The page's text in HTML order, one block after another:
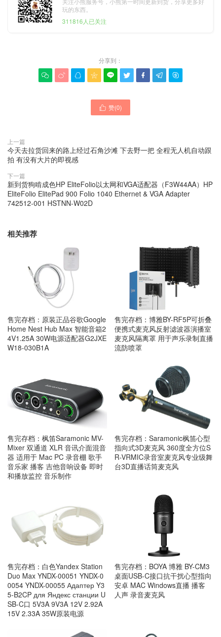
玩的东西。
311816人已关注
分享到：
        
 赞(0)
上一篇
今天去拉货回来的路上经过石角沙滩 下去野一把 全程无人机自动跟
拍 有没有大片的即视感
下一篇
新到货狗啃成色HP EliteFolio以太网和VGA适配器（F3W44AA）HP
EliteFolio ElitePad 900 Folio 1040 Ethernet & VGA Adapter
742512-001 HSTNN-W02D
相关推荐
售完存档：原装正品谷歌Google
Home Nest Hub Max 智能音箱2
4V1.25A 30W电源适配器G2JXE
W18-030B1A
售完存档：博雅BY-RF5P可折叠
便携式麦克风反射滤波器演播室
麦克风隔离罩 用于声乐录制直播
流防喷罩
售完存档：枫笛Saramonic MV-
Mixer 双通道 XLR 音讯介面混音
器 适用于 Mac PC 录音棚 歌手
音乐家 播客 吉他音响设备 即时
和播放监控 音乐制作
售完存档：Saramonic枫笛心型
指向式3D麦克风 360度全方位S
R-VRMIC录音室麦克风专业级舞
台3D直播话筒麦克风
售完存档：白色Yandex Station
Duo Max YNDX-00051 YNDX-0
0054 YNDX-00055 Адаптер Y3
5-B2CP для Яндекс станции U
SB-C口 5V3A 9V3A 12V 2.92A
15V 2.33A 35W原装电源
售完存档：BOYA 博雅 BY-CM3
桌面USB-C接口抗干扰心型指向
安卓 MAC Windows直播 播客
人声 录音麦克风